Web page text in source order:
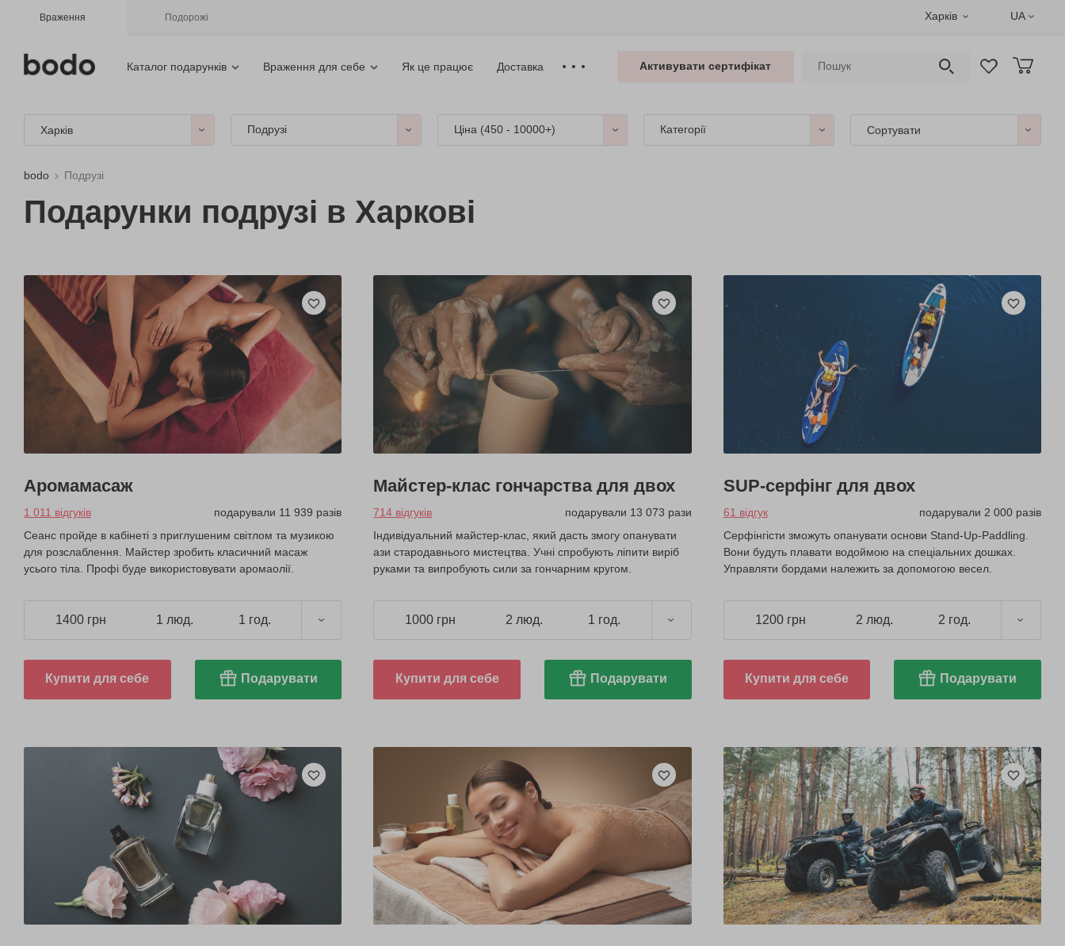
Враження Подорожі Харків UA
Каталог подарунків Враження для себе Як це працює Доставка Активувати сертифікат
Харків Подрузі Ціна (450 - 10000+) Категорії Сортувати
bodo Подрузі
Подарунки подрузі в Харкові
Аромамасаж
1 011 відгуків
подарували 11 939 разів
Сеанс пройде в кабінеті з приглушеним світлом та музикою
для розслаблення. Майстер зробить класичний масаж
усього тіла. Профі буде використовувати аромаолії.
1400 грн 1 люд. 1 год.
Купити для себе Подарувати
Майстер-клас гончарства для двох
714 відгуків
подарували 13 073 рази
Індивідуальний майстер-клас, який дасть змогу опанувати
ази стародавнього мистецтва. Учні спробують ліпити виріб
руками та випробують сили за гончарним кругом.
1000 грн 2 люд. 1 год.
Купити для себе Подарувати
SUP-серфінг для двох
61 відгук
подарували 2 000 разів
Серфінгісти зможуть опанувати основи Stand-Up-Paddling.
Вони будуть плавати водоймою на спеціальних дошках.
Управляти бордами належить за допомогою весел.
1200 грн 2 люд. 2 год.
Купити для себе Подарувати